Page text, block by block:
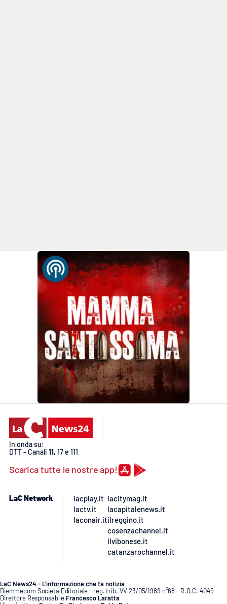
Venti di comunicazione
STREAMING
LaC TV
LaC Network
LaC OnAir
LOCALI
Catanzaro
Reggio Calabria
In onda su:
DTT - Canali 11, 17 e 111
Scarica tutte le nostre app!
LaC Network
lacplay.it
lactv.it
laconair.it
lacitymag.it
lacapitalenews.it
ilreggino.it
cosenzachannel.it
ilvibonese.it
catanzarochannel.it
LaC News24 - L’informazione che fa notizia
Diemmecom Società Editoriale - reg. trib. VV 23/05/1989 n°68 - R.O.C. 4049
Direttore Responsabile Francesco Laratta